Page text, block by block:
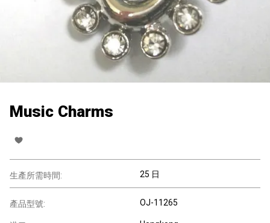
Music Charms
生產所需時間: 25 日
產品型號: OJ-11265